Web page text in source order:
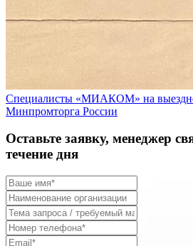
Специалисты «МИАКОМ» на
Минпромторга России
Оставьте заявку, менеджер
течение дня